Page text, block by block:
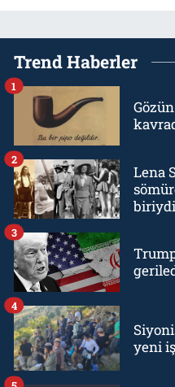
Trend Haberler
1
Lena
biriydi
2
3
yeni
4